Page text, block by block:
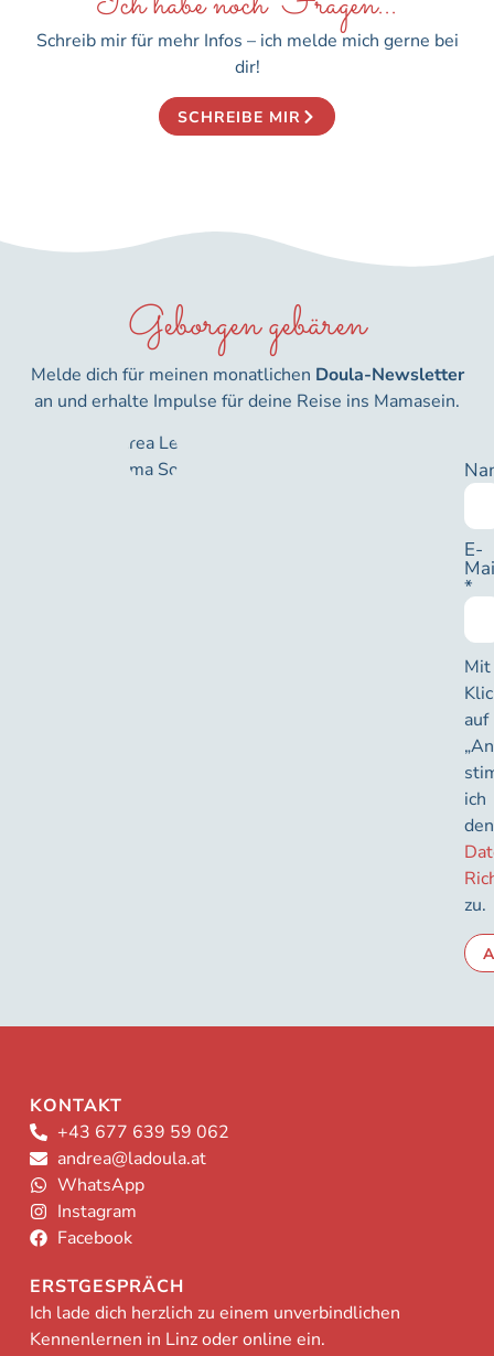
Schreib mir für mehr Infos – ich melde mich gerne bei
dir!
SCHREIBE MIR
Geborgen gebären
Melde dich für meinen monatlichen Doula-Newsletter
an und erhalte Impulse für deine Reise ins Mamasein.
E-
*
Mit
auf
ich
den
zu.
KONTAKT
+43 677 639 59 062
andrea@ladoula.at
WhatsApp
Instagram
Facebook
ERSTGESPRÄCH
Ich lade dich herzlich zu einem unverbindlichen
Kennenlernen in Linz oder online ein.